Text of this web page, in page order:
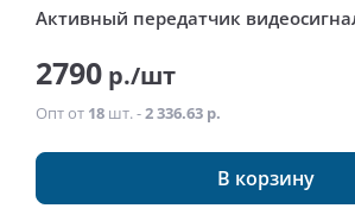
Активный передатчик
2790 р./шт
Опт от 18 шт. -2 336.63 р.
В корзину